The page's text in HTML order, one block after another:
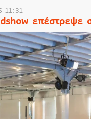
11:31
επέστρεψε